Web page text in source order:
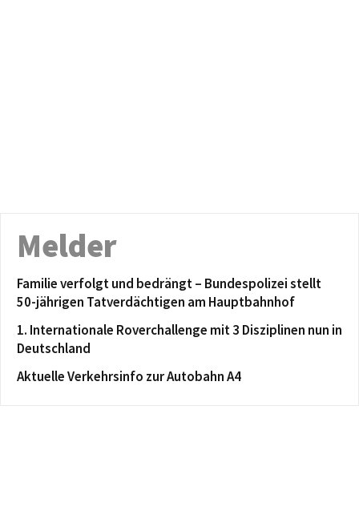
Melder
Familie verfolgt und bedrängt – Bundespolizei stellt
50-jährigen Tatverdächtigen am Hauptbahnhof
1. Internationale Roverchallenge mit 3 Disziplinen nun in
Deutschland
Aktuelle Verkehrsinfo zur Autobahn A4